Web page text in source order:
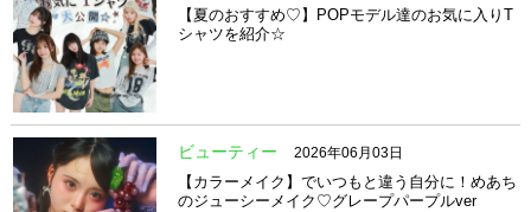
【夏のおすすめ♡】POPモデル達のお気に入りT
シャツを紹介☆
ビューティー 2026年06月03日
【カラーメイク】でいつもと違う自分に！めあち
のジューシーメイク♡グレープパープルver